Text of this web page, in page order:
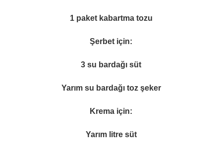
1 paket kabartma tozu
Şerbet için:
3 su bardağı süt
Yarım su bardağı toz şeker
Krema için:
Yarım litre süt